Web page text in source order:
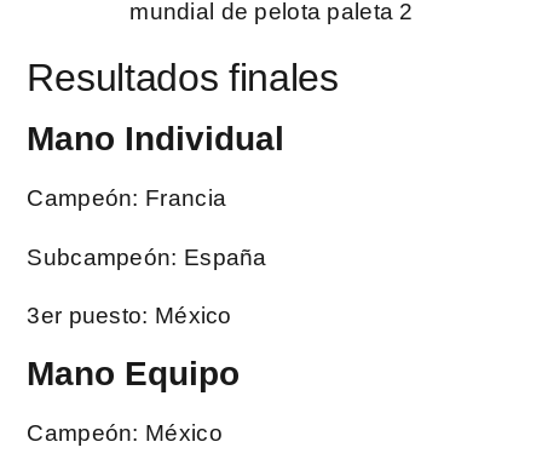
Resultados finales
Mano Individual
Campeón: Francia
Subcampeón: España
3er puesto: México
Mano Equipo
Campeón: México